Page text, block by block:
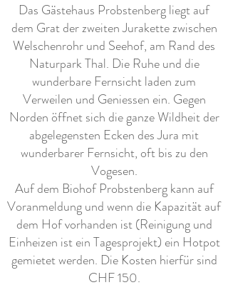
Das Gästehaus Probstenberg liegt auf
dem Grat der zweiten Jurakette zwischen
Welschenrohr und Seehof, am Rand des
Naturpark Thal. Die Ruhe und die
wunderbare Fernsicht laden zum
Verweilen und Geniessen ein. Gegen
Norden öffnet sich die ganze Wildheit der
abgelegensten Ecken des Jura mit
wunderbarer Fernsicht, oft bis zu den
Vogesen.
Auf dem Biohof Probstenberg kann auf
Voranmeldung und wenn die Kapazität auf
dem Hof vorhanden ist (Reinigung und
Einheizen ist ein Tagesprojekt) ein Hotpot
gemietet werden. Die Kosten hierfür sind
CHF 150.